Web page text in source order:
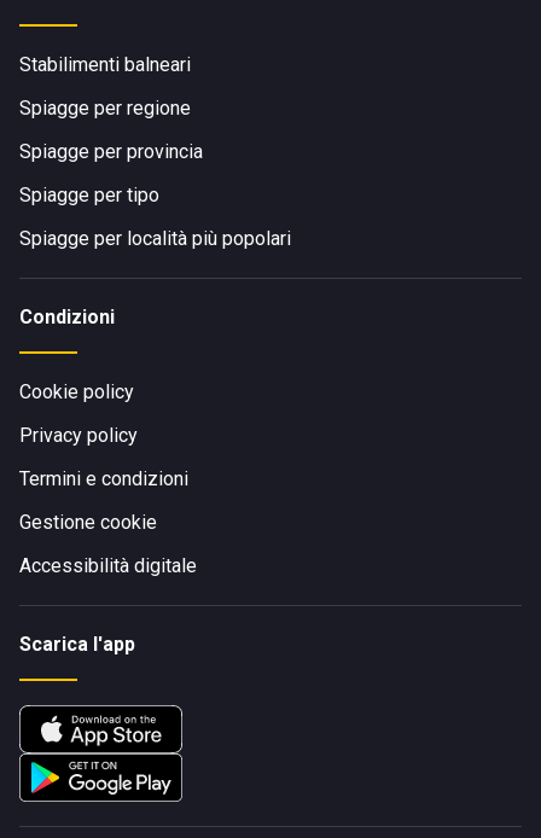
Stabilimenti balneari
Spiagge per regione
Spiagge per provincia
Spiagge per tipo
Spiagge per località più popolari
Condizioni
Cookie policy
Privacy policy
Termini e condizioni
Gestione cookie
Accessibilità digitale
Scarica l'app